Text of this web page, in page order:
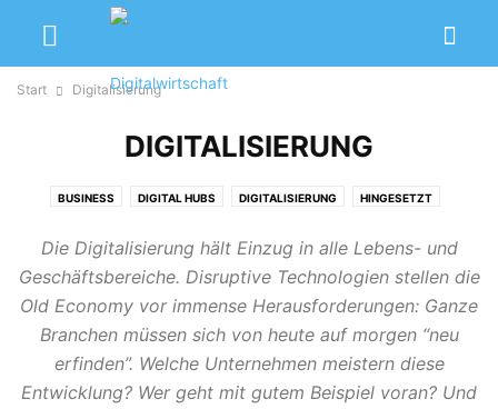
Start Digitalisierung
DIGITALISIERUNG
BUSINESS DIGITAL HUBS DIGITALISIERUNG HINGESETZT
NETZKULTUR OHNE KATEGORIE PERSONAL REDAKTIONSTIPP
STARTUPS TALENTS & CAREER WISSENSBITS
Die Digitalisierung hält Einzug in alle Lebens- und
Geschäftsbereiche. Disruptive Technologien stellen die
Old Economy vor immense Herausforderungen: Ganze
Branchen müssen sich von heute auf morgen “neu
erfinden”. Welche Unternehmen meistern diese
Entwicklung? Wer geht mit gutem Beispiel voran? Und